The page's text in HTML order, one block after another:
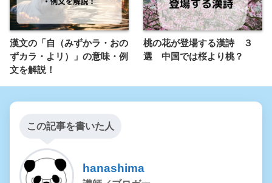
漢文の「自（みずかラ・おの
ずカラ・よリ）」の意味・例
文を解説！
桃の花が登場する漢詩 ３
選 中国では桜より桃？
この記事を書いた人
hanashima